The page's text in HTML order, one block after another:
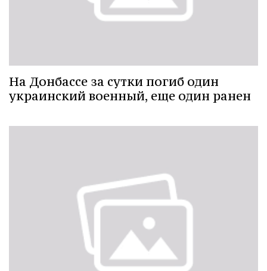
На Донбассе за сутки погиб один
украинский военный, еще один ранен